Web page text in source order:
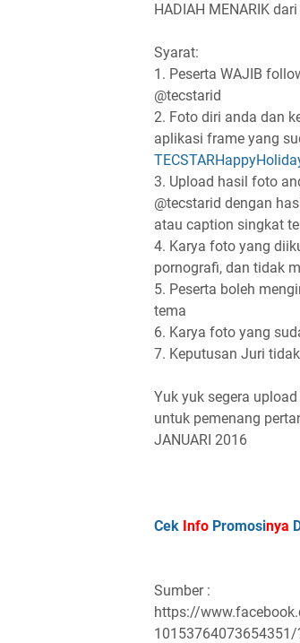
HADIAH MENARIK dari
Syarat:
1. Peserta WAJIB
@tecstarid
2. Foto diri anda dan
aplikasi frame yang
3. Upload hasil foto
@tecstarid dengan
atau caption singkat
4. Karya foto yang
pornografi, dan tidak
5. Peserta boleh
tema
6. Karya foto yang
7. Keputusan Juri
Yuk yuk segera upload
untuk pemenang
JANUARI 2016
Cek Info Promosinya
Sumber :
https://
10153764073654351/